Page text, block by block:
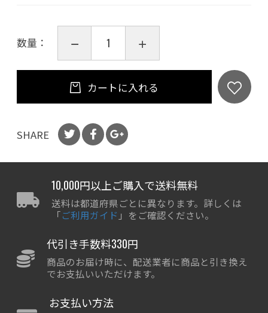
数量：
カートに入れる
SHARE
10,000円以上ご購入で送料無料
送料は都道府県ごとに異なります。詳しくは
「ご利用ガイド 」をご確認ください。
代引き手数料330円
商品のお届け時に、配送業者に商品と引き換え
でお支払いいただけます。
お支払い方法